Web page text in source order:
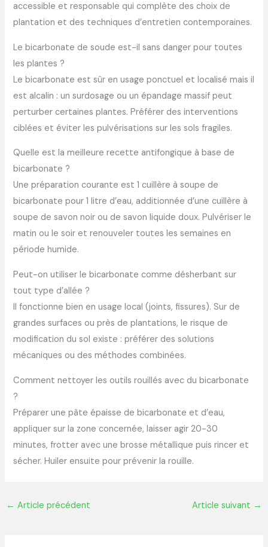
accessible et responsable qui complète des choix de
plantation et des techniques d’entretien contemporaines.
Le bicarbonate de soude est-il sans danger pour toutes
les plantes ?
Le bicarbonate est sûr en usage ponctuel et localisé mais il
est alcalin : un surdosage ou un épandage massif peut
perturber certaines plantes. Préférer des interventions
ciblées et éviter les pulvérisations sur les sols fragiles.
Quelle est la meilleure recette antifongique à base de
bicarbonate ?
Une préparation courante est 1 cuillère à soupe de
bicarbonate pour 1 litre d’eau, additionnée d’une cuillère à
soupe de savon noir ou de savon liquide doux. Pulvériser le
matin ou le soir et renouveler toutes les semaines en
période humide.
Peut-on utiliser le bicarbonate comme désherbant sur
tout type d’allée ?
Il fonctionne bien en usage local (joints, fissures). Sur de
grandes surfaces ou près de plantations, le risque de
modification du sol existe : préférer des solutions
mécaniques ou des méthodes combinées.
Comment nettoyer les outils rouillés avec du bicarbonate
?
Préparer une pâte épaisse de bicarbonate et d’eau,
appliquer sur la zone concernée, laisser agir 20-30
minutes, frotter avec une brosse métallique puis rincer et
sécher. Huiler ensuite pour prévenir la rouille.
← Article précédent Article suivant →